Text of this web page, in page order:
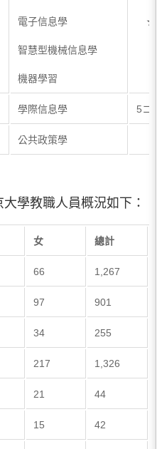
電子信息學
智慧型機械信息學
機器學習
學際信息學 5コ
公共政策學
學教職人員概況如下：
女 總計
66 1,267
97 901
34 255
217 1,326
21 44
15 42